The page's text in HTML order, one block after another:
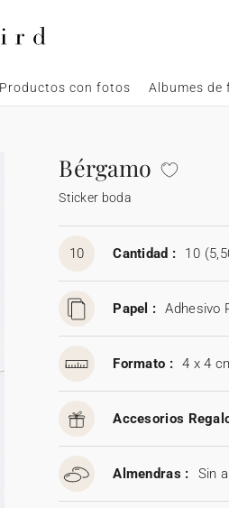
Productos con fotos Albumes de
Bérgamo
Sticker boda
10 Cantidad : 10
Papel : Adhesivo
Formato : 4 x 4
Accesorios
Almendras : Sin